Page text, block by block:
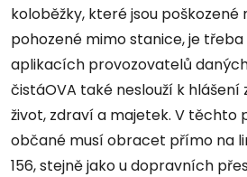
koloběžky, které jsou poškozené
pohozené mimo stanice, je
aplikacích provozovatelů
čistáOVA také neslouží k hlášení
život, zdraví a majetek. V těchto
občané musí obracet přímo na
156, stejně jako u dopravních